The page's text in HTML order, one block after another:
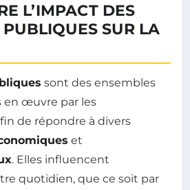
L’IMPACT DES
SUR LA
sont des ensembles
en œuvre par les
de répondre à divers
et
. Elles influencent
quotidien, que ce soit par